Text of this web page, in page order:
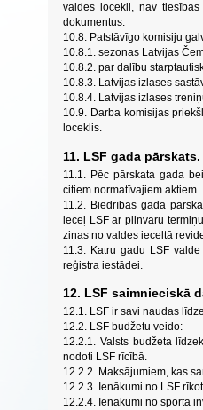
valdes locekli, nav
dokumentus.
10.8. Patstāvīgo komisiju
10.8.1. sezonas Latvijas
10.8.2. par dalību
10.8.3. Latvijas izlases
10.8.4. Latvijas izlases
10.9. Darba komisijas
loceklis.
11. LSF gada pārskats.
11.1. Pēc pārskata gada
citiem normatīvajiem aktiem.
11.2. Biedrības gada
ieceļ LSF ar pilnvaru
ziņas no valdes ieceltā
11.3. Katru gadu LSF
reģistra iestādei.
12. LSF saimnieciskā
12.1. LSF ir savi naudas
12.2. LSF budžetu veido:
12.2.1. Valsts budžeta
nodoti LSF rīcībā.
12.2.2. Maksājumiem, kas
12.2.3. Ienākumi no LSF
12.2.4. Ienākumi no sporta